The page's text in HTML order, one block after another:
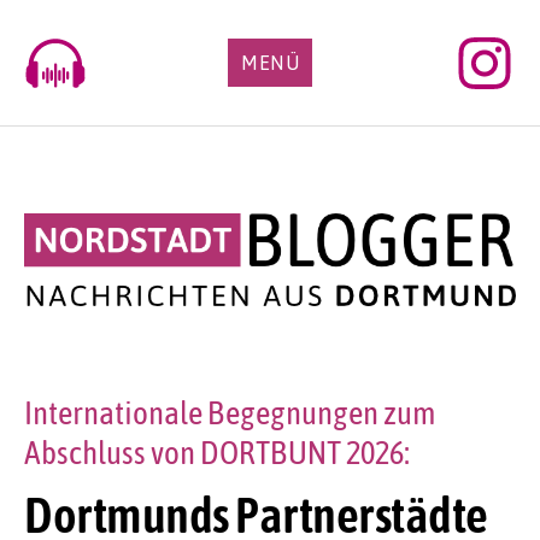
content
MENÜ
Dortmunds Partnerstädte
Internationale Begegnungen zum
Abschluss von DORTBUNT 2026: